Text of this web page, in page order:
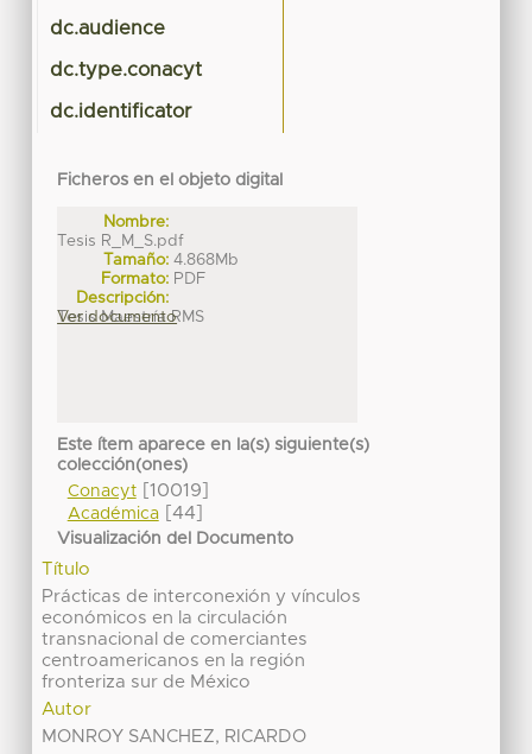
dc.audience
dc.type.conacyt
dc.identificator
Ficheros en el objeto digital
Nombre:
Tesis R_M_S.pdf
Tamaño: 4.868Mb
Formato: PDF
Descripción:
Tesis Maestría RMS
Ver documento
Este ítem aparece en la(s) siguiente(s)
colección(ones)
Conacyt[10019]
Académica[44]
Visualización del Documento
Título
Prácticas de interconexión y vínculos
económicos en la circulación
transnacional de comerciantes
centroamericanos en la región
fronteriza sur de México
Autor
MONROY SANCHEZ, RICARDO